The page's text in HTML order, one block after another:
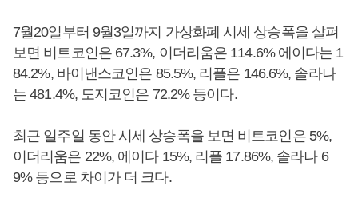
7월20일부터 9월3일까지 가상화폐 시세 상승폭을 살펴
보면 비트코인은 67.3%, 이더리움은 114.6% 에이다는 1
84.2%, 바이낸스코인은 85.5%, 리플은 146.6%, 솔라나
는 481.4%, 도지코인은 72.2% 등이다.
최근 일주일 동안 시세 상승폭을 보면 비트코인은 5%,
이더리움은 22%, 에이다 15%, 리플 17.86%, 솔라나 6
9% 등으로 차이가 더 크다.